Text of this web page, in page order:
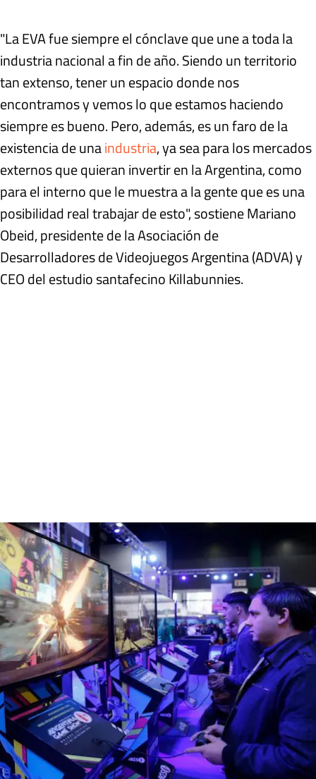
"La EVA fue siempre el cónclave que une a toda la
industria nacional a fin de año. Siendo un territorio
tan extenso, tener un espacio donde nos
encontramos y vemos lo que estamos haciendo
siempre es bueno. Pero, además, es un faro de la
existencia de unaindustria, ya sea para los mercados
externos que quieran invertir en la Argentina, como
para el interno que le muestra a la gente que es una
posibilidad real trabajar de esto", sostiene Mariano
Obeid, presidente de la Asociación de
Desarrolladores de Videojuegos Argentina (ADVA) y
CEO del estudio santafecino Killabunnies.